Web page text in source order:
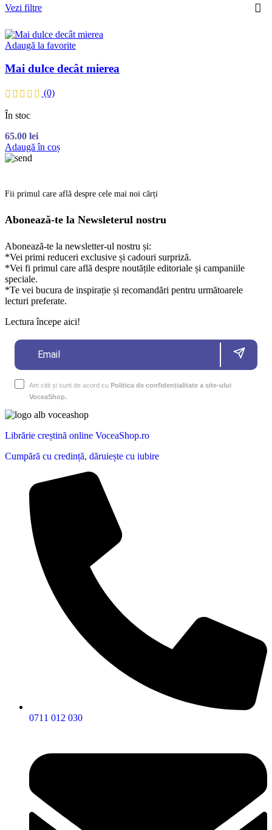
Vezi filtre
Adaugă la favorite
Mai dulce decât mierea
(0)
În stoc
65.00 lei
Adaugă în coș
Fii primul care află despre cele mai noi cărți
Abonează-te la Newsleterul nostru
Abonează-te la newsletter-ul nostru și:
*Vei primi reduceri exclusive și cadouri surpriză.
*Vei fi primul care află despre noutățile editoriale și campaniile
speciale.
*Te vei bucura de inspirație și recomandări pentru următoarele
lecturi preferate.
Lectura începe aici!
Am citit și sunt de acord cu Politica de confidențialitate a site-ului
VoceaShop.
Librărie creștină online VoceaShop.ro
Cumpără cu credință, dăruiește cu iubire
0711 012 030